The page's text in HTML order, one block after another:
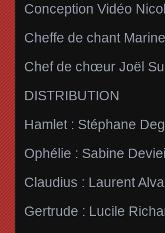
Conception Vidéo
Cheffe de chant
Chef de chœur Joël
DISTRIBUTION
Hamlet : Stéphane
Ophélie : Sabine
Claudius : Laurent
Gertrude : Lucile